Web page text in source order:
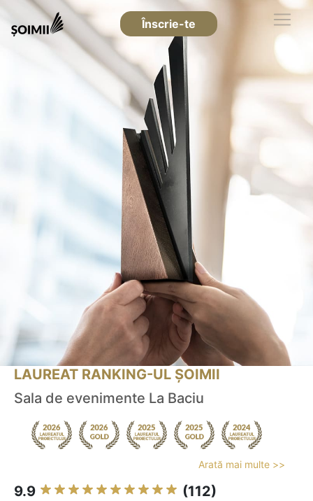
Înscrie-te
LAUREAT RANKING-UL ȘOIMII
Sala de evenimente La Baciu
Arată mai multe >>
9.9 (112)